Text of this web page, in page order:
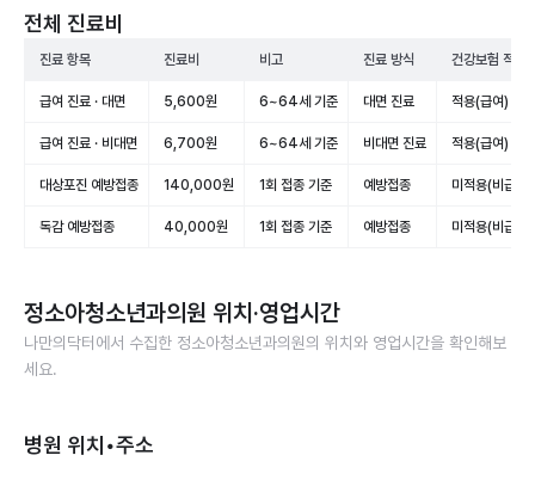
전체 진료비
진료 항목 진료비 비고 진료 방식 건강보험 적용
급여 진료 · 대면 5,600원 6~64세 기준 대면 진료 적용(급여)
급여 진료 · 비대면 6,700원 6~64세 기준 비대면 진료 적용(급여)
대상포진 예방접종 140,000원 1회 접종 기준 예방접종 미적용(비급여)
독감 예방접종 40,000원 1회 접종 기준 예방접종 미적용(비급여)
정소아청소년과의원 위치·영업시간
나만의닥터에서 수집한 정소아청소년과의원의 위치와 영업시간을 확인해보
세요.
병원 위치•주소